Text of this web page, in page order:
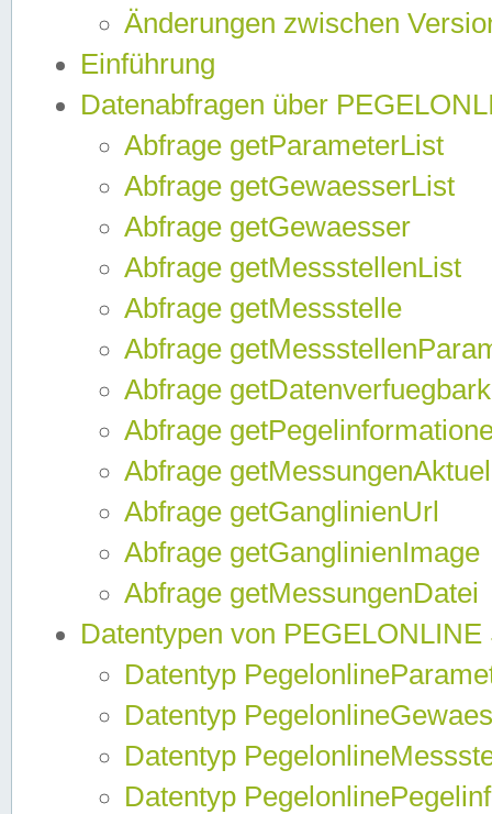
Änderungen zwischen
Einführung
Datenabfragen über
Abfrage getParameterList
Abfrage getGewaesserList
Abfrage getGewaesser
Abfrage getMessstellenList
Abfrage getMessstelle
Abfrage
Abfrage
Abfrage
Abfrage
Abfrage getGanglinienUrl
Abfrage getGanglinienImage
Abfrage getMessungenDatei
Datentypen von
Datentyp
Datentyp
Datentyp
Datentyp